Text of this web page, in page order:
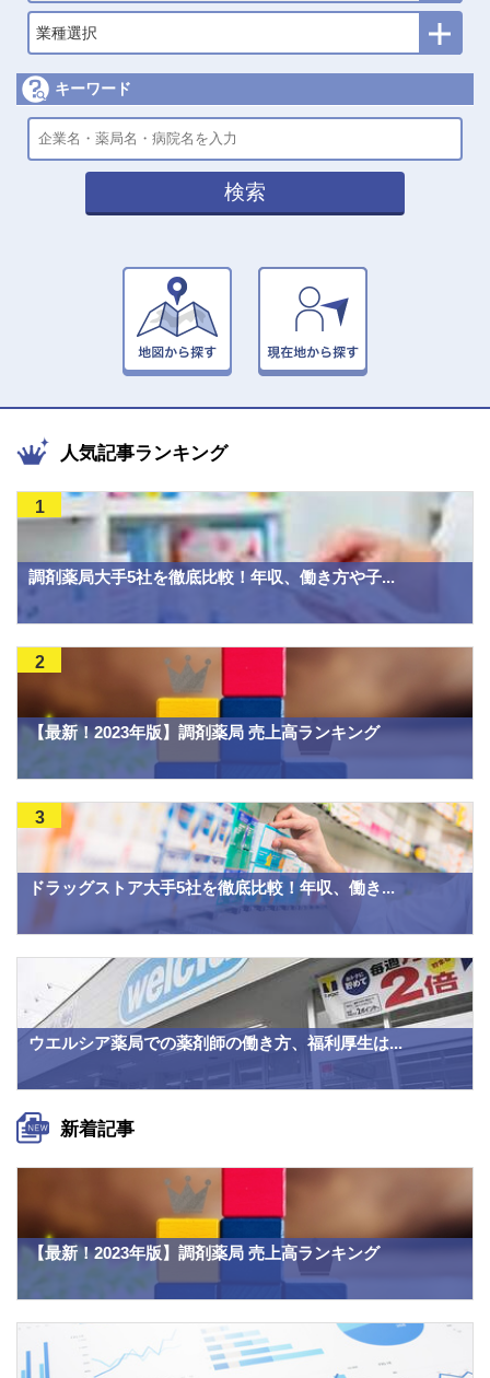
業種選択
キーワード
検索
人気記事ランキング
調剤薬局大手5社を徹底比較！年収、働き方や子...
1
【最新！2023年版】調剤薬局 売上高ランキング
2
ドラッグストア大手5社を徹底比較！年収、働き...
3
ウエルシア薬局での薬剤師の働き方、福利厚生は...
新着記事
【最新！2023年版】調剤薬局 売上高ランキング